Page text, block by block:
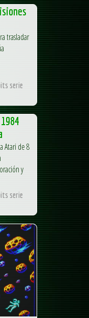
trasladar
serie
Atari de 8
y
serie